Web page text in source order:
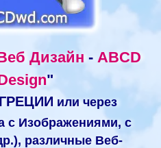
Дизайн - ABCD
"
ГРЕЦИИ или через
с Изображениями, с
различные Веб-